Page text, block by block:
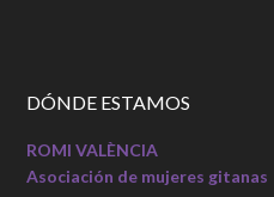
DÓNDE ESTAMOS
ROMI VALÈNCIA
Asociación de mujeres gitanas